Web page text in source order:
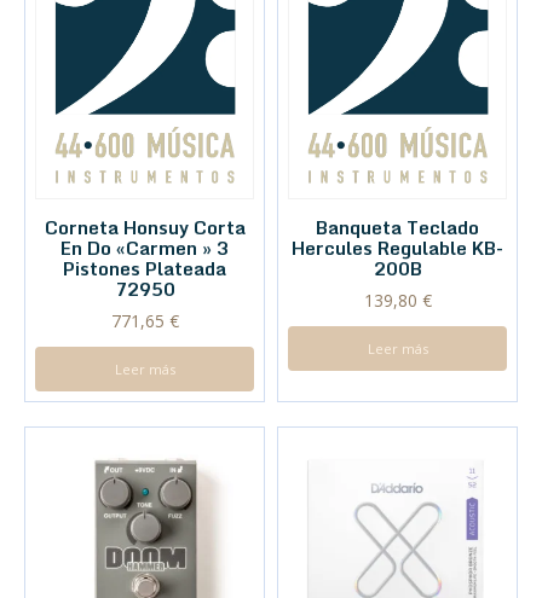
Corneta Honsuy Corta
En Do «Carmen » 3
Pistones Plateada
72950
771,65 €
Leer más
Banqueta Teclado
Hercules Regulable KB-
200B
139,80 €
Leer más